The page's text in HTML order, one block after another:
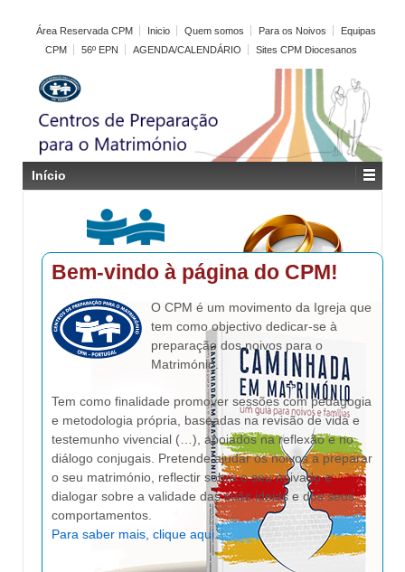
Área Reservada CPM Inicio Quem somos Para os Noivos
Equipas
CPM
56º EPN AGENDA/CALENDÁRIO Sites CPM Diocesanos
Início
Bem-vindo à página do CPM!
O CPM é um movimento da Igreja que
tem como objectivo dedicar-se à
preparação dos noivos para o
Matrimónio.
Tem como finalidade promover sessões com pedagogia
e metodologia própria, baseadas na revisão de vida e
testemunho vivencial (…), apoiados na reflexão e no
diálogo conjugais. Pretende ajudar os noivos a preparar
o seu matrimónio, reflectir sobre o seu noivado e
dialogar sobre a validade das suas ideias e dos seus
comportamentos.
Para saber mais, clique aqui.